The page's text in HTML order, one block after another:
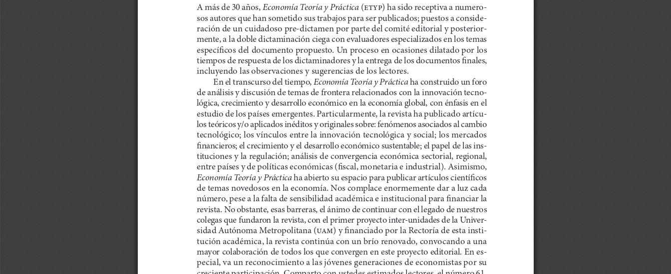
A más de 30 años, Economía Teoría y Práctica (etyp) ha sido receptiva a numero­
sos autores que han sometido sus trabajos para ser publicados; puestos a conside­
ración de un cuidadoso pre­dictamen por parte del comité editorial y posterior
mente, a la doble dictaminación ciega con evaluadores especializados en los temas
específicos del documento propuesto. Un proceso en ocasiones dilatado por los
tiempos de respuesta de los dictaminadores y la entrega de los documentos finales,
incluyendo las observaciones y sugerencias de los lectores.
En el transcurso del tiempo, Economía Teoría y Práctica ha construido un foro
de análisis y discusión de temas de frontera relacionados con la innovación tecno­
lógica, crecimiento y desarrollo económico en la economía global, con énfasis en el
estudio de los países emergentes. Particularmente, la revista ha publicado artícu
los teóricos y/o aplicados inéditos y originales sobre: fenómenos asociados al cambio
tecnológico; los vínculos entre la innovación tecnológica y social; los mercados
financieros; el crecimiento y el desarrollo económico sustentable; el papel de las ins­
tituciones y la regulación; análisis de convergencia económica sectorial, regional,
entre países y de políticas económicas (fiscal, monetaria e industrial). Asimismo,
Economía Teoría y Práctica ha abierto su espacio para publicar artículos científicos
de temas novedosos en la economía. Nos complace enormemente dar a luz cada
número, pese a la falta de sensibilidad académica e institucional para financiar la
revista. No obstante, esas barreras, el ánimo de continuar con el legado de nuestros
colegas que fundaron la revista, con el primer proyecto inter­unidades de la Univer­
sidad Autónoma Metropolitana (uam) y financiado por la Rectoría de esta insti
tución académica, la revista continúa con un brío renovado, convocando a una
mayor colaboración de todos los que convergen en este proyecto editorial. En es­
pecial, va un reconocimiento a las jóvenes generaciones de economistas por su
creciente participación. Comparto con ustedes estimados lectores, el número 61,